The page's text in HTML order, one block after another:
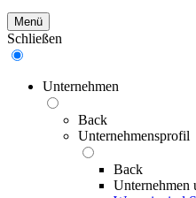
Menü
Schließen
Unternehmen
Back
Unternehmensprofil
Back
Unternehmen